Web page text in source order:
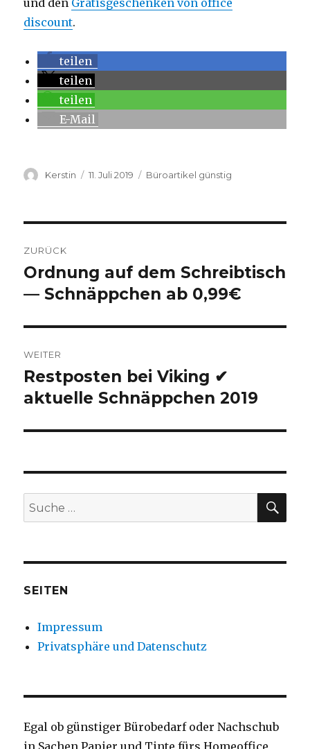
discount.
teilen
teilen
teilen
E-Mail
Autor
Kerstin
Veröffentlicht
11. Juli 2019 Kategorien
Büroartikel günstig
ZURÜCK
Vorheriger
Beitrag:
Ordnung auf dem Schreibtisch
— Schnäppchen ab 0,99€
WEITER
Nächster
Beitrag:
Restposten bei Viking ✔
aktuelle Schnäppchen 2019
Suche
nach:
SEITEN
Impressum
Privatsphäre und Datenschutz
Egal ob günstiger Bürobedarf oder Nachschub
in Sachen Papier und Tinte fürs Homeoffice,